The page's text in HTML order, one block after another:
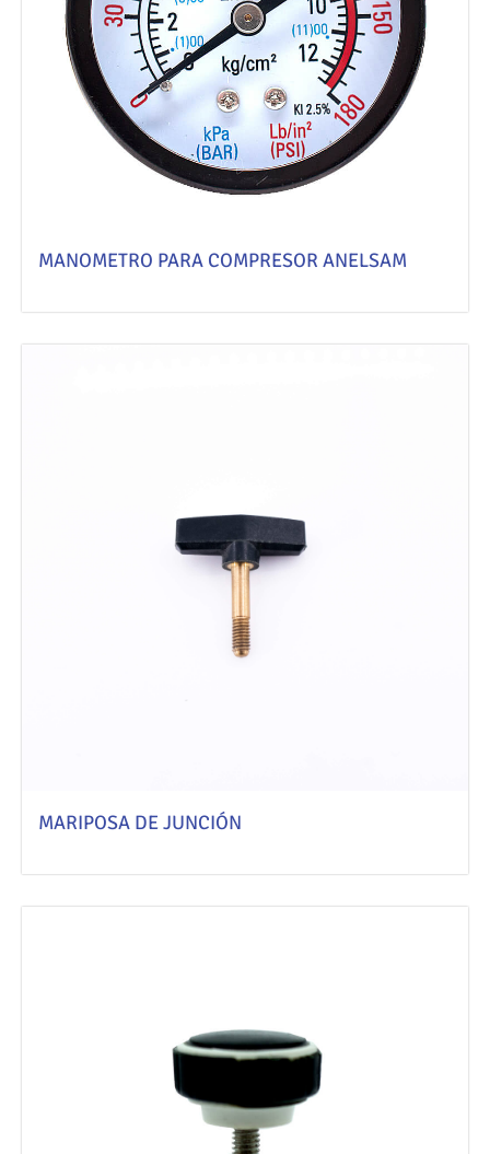
MANOMETRO PARA COMPRESOR ANELSAM
MARIPOSA DE JUNCIÓN